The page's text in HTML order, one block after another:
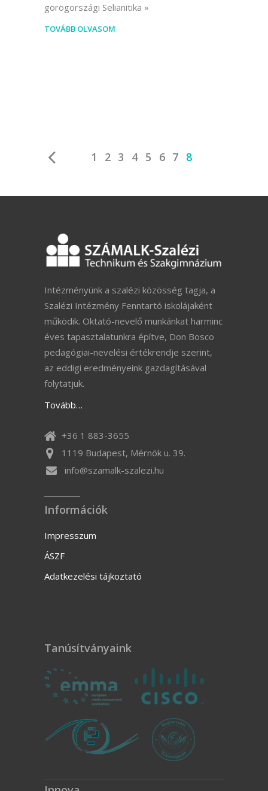
görögországi Selianitika
TOVÁBB OLVASOM
1 2 3 4 5 6 7 8
Intézményünk a szalézi közösség tagja, a
Szalézi Intézmény Fenntartó iskolájaként
működik. Oktató-nevelő munkánkat harminc
éves tapasztalatunkra építve, Don Bosco
pedagógiai-nevelési értékrendje szerint,
az eddigi eredményeink gazdagításával
folytatjuk.
Tovább…
+36 1 883-3655
1119 Budapest, Mérnök u. 39.
info@szamalk-szalezi.hu
Információk
Impresszum
ÁSZF
Adatkezelési tájkoztató
Tanúsítványaink